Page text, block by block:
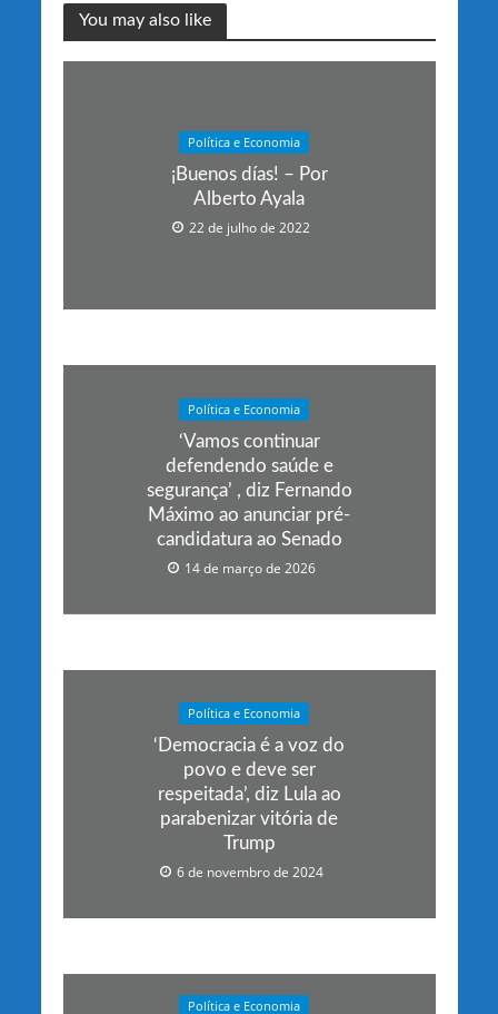
You may also like
Política e Economia
¡Buenos días! – Por
Alberto Ayala
22 de julho de 2022
Política e Economia
‘Vamos continuar
defendendo saúde e
segurança’ , diz Fernando
Máximo ao anunciar pré-
candidatura ao Senado
14 de março de 2026
Política e Economia
‘Democracia é a voz do
povo e deve ser
respeitada’, diz Lula ao
parabenizar vitória de
Trump
6 de novembro de 2024
Política e Economia